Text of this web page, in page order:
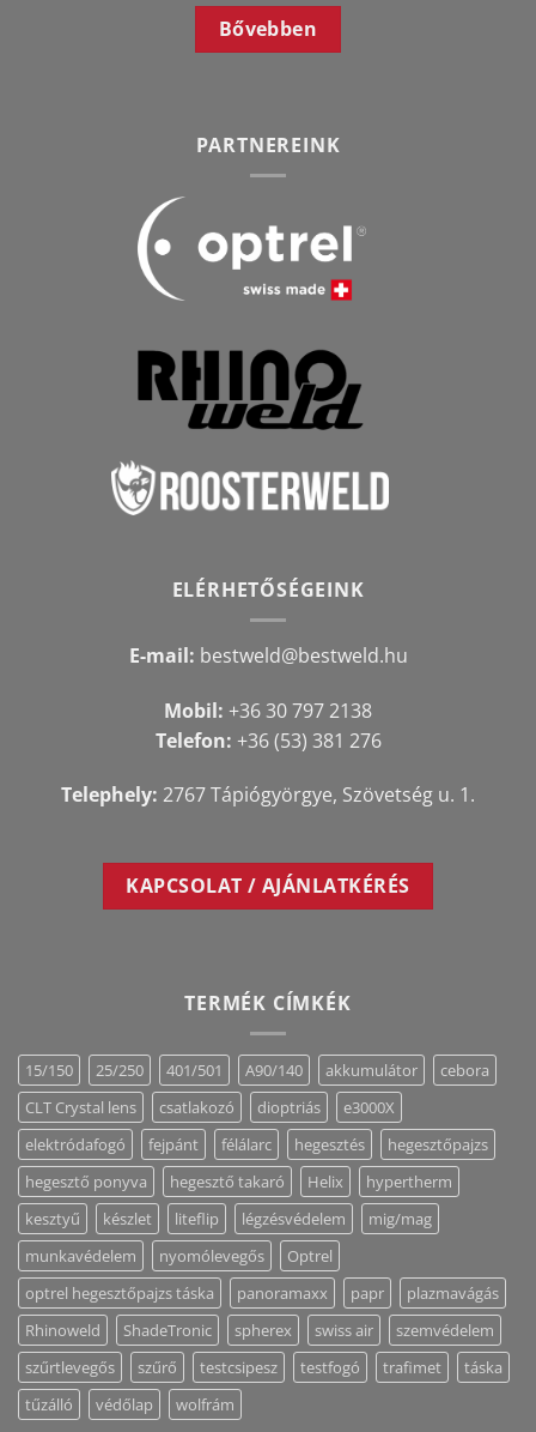
Bővebben
PARTNEREINK
ELÉRHETŐSÉGEINK
E-mail: bestweld@bestweld.hu
Mobil: +36 30 797 2138
Telefon: +36 (53) 381 276
Telephely: 2767 Tápiógyörgye, Szövetség u. 1.
KAPCSOLAT / AJÁNLATKÉRÉS
TERMÉK CÍMKÉK
15/150 25/250 401/501 A90/140 akkumulátor
cebora
CLT Crystal lens
csatlakozó dioptriás
e3000X
elektródafogó
fejpánt félálarc hegesztés
hegesztőpajzs
hegesztő ponyva
hegesztő takaró Helix
hypertherm
kesztyű
készlet liteflip légzésvédelem
mig/mag
munkavédelem
nyomólevegős
Optrel
optrel hegesztőpajzs táska
panoramaxx papr
plazmavágás
Rhinoweld
ShadeTronic spherex swiss air
szemvédelem
szűrtlevegős
szűrő testcsipesz testfogó trafimet
táska
tűzálló
védőlap wolfrám